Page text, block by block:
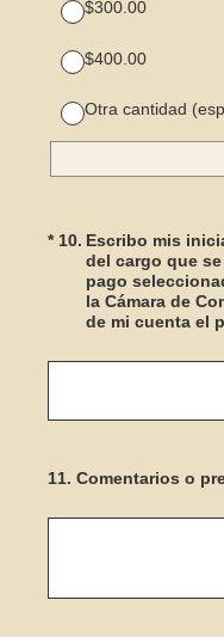
$300.00
$400.00
Otra cantidad
* 10. Escribo mis
del cargo que
pago seleccionado por mi.
la Cámara de
de mi cuenta el
(Obligatorio).
11. Comentarios o